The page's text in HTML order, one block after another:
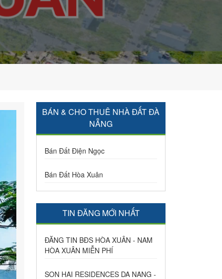
BÁN & CHO THUÊ NHÀ ĐẤT ĐÀ
NẴNG
Bán Đất Điện Ngọc
Bán Đất Hòa Xuân
TIN ĐĂNG MỚI NHẤT
ĐĂNG TIN BĐS HÒA XUÂN - NAM
HÒA XUÂN MIỄN PHÍ
SON HAI RESIDENCES DA NANG -